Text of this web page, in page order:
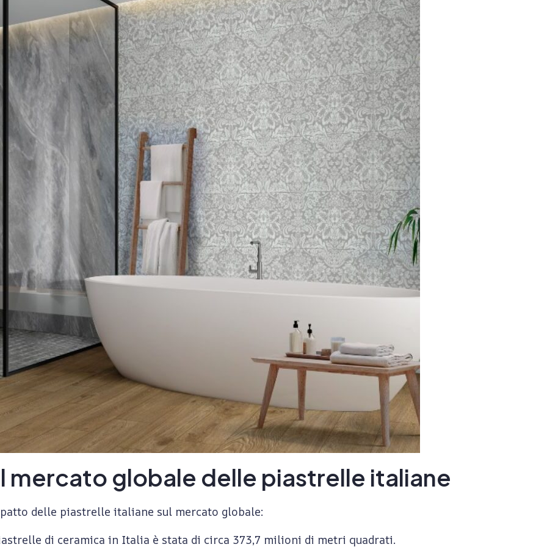
mercato globale delle piastrelle italiane
delle piastrelle italiane sul mercato globale:
di ceramica in Italia è stata di circa 373,7 milioni di metri quadrati.